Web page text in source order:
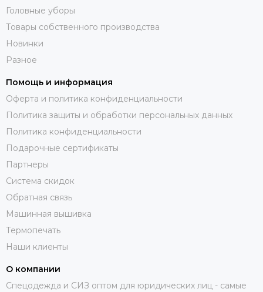
Головные уборы
Товары собственного производства
Новинки
Разное
Помощь и информация
Оферта и политика конфиденциальности
Политика защиты и обработки персональных данных
Политика конфиденциальности
Подарочные сертификаты
Партнеры
Система скидок
Обратная связь
Машинная вышивка
Термопечать
Наши клиенты
О компании
Спецодежда и СИЗ оптом для юридических лиц - самые